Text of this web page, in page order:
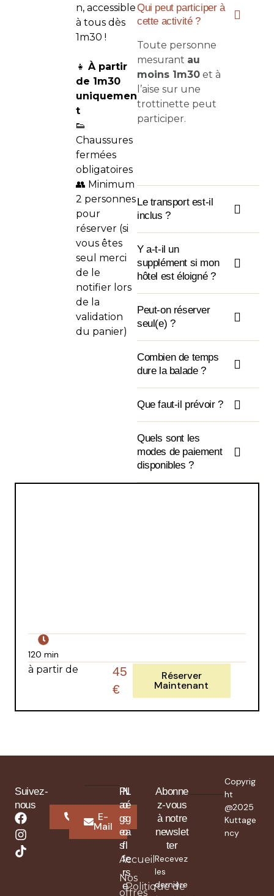
n, accessible
à tous dès
1m30 !
👧 À partir
de 1m30
uniquemen
t
👟
Chaussures
fermées
obligatoires
👥 Minimum
2 personnes
pour
réserver (si
vous êtes
seul merci
de le
notifier lors
de la
validation
du panier)
Qui peut participer à
cette activité ?
Toute personne
mesurant au
moins 1m30 et à
l’aise sur une
trottinette peut
participer.
Le transport est-il
inclus ?
Y a-t-il un
supplément si mon
hôtel est éloigné ?
Peut-on réserver
seul(e) ?
Combien de temps
dure la balade ?
Que faut-il prévoir ?
Quels sont les
modes de paiement
disponibles ?
120 min
à partir de
45
€
Réserver
Maintenant
Suivez-
nous
Whatsapp
E-
Mail
P
a
g
e
s
Accueil
Nos
offres
N
o
s
o
f
f
r
e
L
é
g
a
l
e
s
Politique de
Abonne
z-vous
à notre
newslet
ter
Recevez
les
dernière
Copyrig
ht
@2025
Kuttage
ncy